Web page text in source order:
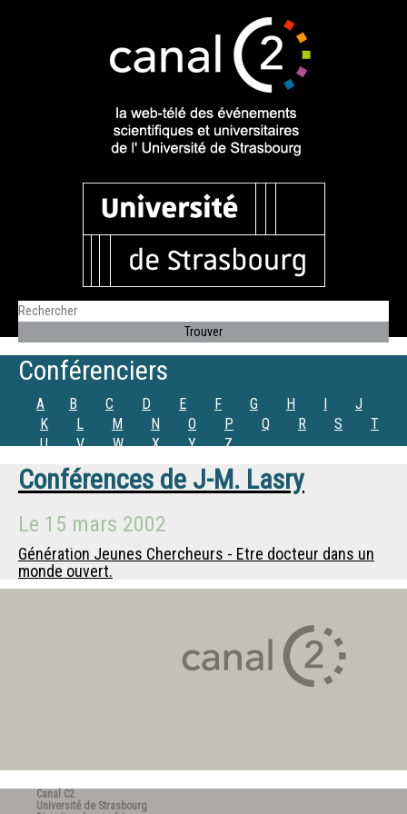
Conférenciers
A B C D E F G H I
J
K
L M N O P Q R S
T
U
V W X Y Z
Conférences de J-M. Lasry
Le 15 mars 2002
Génération Jeunes Chercheurs - Etre docteur dans un
monde ouvert.
Canal C2
Université de Strasbourg